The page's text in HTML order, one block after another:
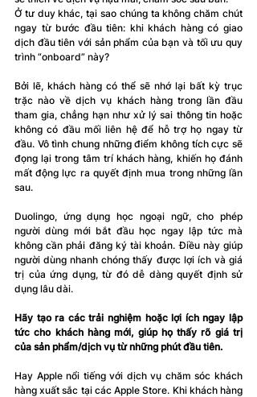
Ở tư duy khác, tại sao chúng ta không chăm chút
ngay từ bước đầu tiên: khi khách hàng có giao
dịch đầu tiên với sản phẩm của bạn và tối ưu quy
trình “onboard” này?
Bởi lẽ, khách hàng có thể sẽ nhớ lại bất kỳ trục
trặc nào về dịch vụ khách hàng trong lần đầu
tham gia, chẳng hạn như xử lý sai thông tin hoặc
không có đầu mối liên hệ để hỗ trợ họ ngay từ
đầu. Vô tình chung những điểm không tích cực sẽ
đọng lại trong tâm trí khách hàng, khiến họ đánh
mất động lực ra quyết định mua trong những lần
sau.
Duolingo, ứng dụng học ngoại ngữ, cho phép
người dùng mới bắt đầu học ngay lập tức mà
không cần phải đăng ký tài khoản. Điều này giúp
người dùng nhanh chóng thấy được lợi ích và giá
trị của ứng dụng, từ đó dễ dàng quyết định sử
dụng lâu dài.
Hãy tạo ra các trải nghiệm hoặc lợi ích ngay lập
tức cho khách hàng mới, giúp họ thấy rõ giá trị
của sản phẩm/dịch vụ từ những phút đầu tiên.
Hay Apple nổi tiếng với dịch vụ chăm sóc khách
hàng xuất sắc tại các Apple Store. Khi khách hàng